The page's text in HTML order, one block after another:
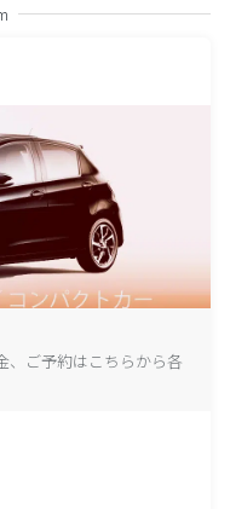
、ご予約はこちらから各